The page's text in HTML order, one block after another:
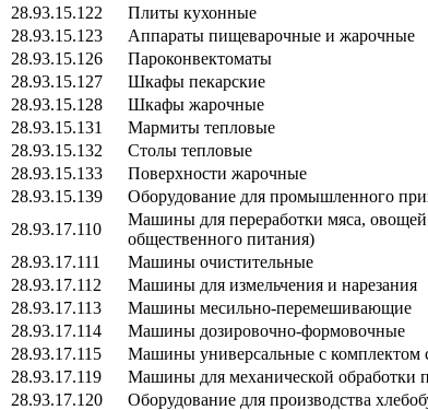
28.93.15.122
Плиты кухонные
28.93.15.123
Аппараты пищеварочные и жарочные
28.93.15.126
Пароконвектоматы
28.93.15.127
Шкафы пекарские
28.93.15.128
Шкафы жарочные
28.93.15.131
Мармиты тепловые
28.93.15.132
Столы тепловые
28.93.15.133
Поверхности жарочные
28.93.15.139
Оборудование для промышленного
28.93.17.110
Машины для переработки мяса, овощей
общественного питания)
28.93.17.111
Машины очистительные
28.93.17.112
Машины для измельчения и нарезания
28.93.17.113
Машины месильно-перемешивающие
28.93.17.114
Машины дозировочно-формовочные
28.93.17.115
Машины универсальные с комплектом
28.93.17.119
Машины для механической обработки
28.93.17.120
Оборудование для производства